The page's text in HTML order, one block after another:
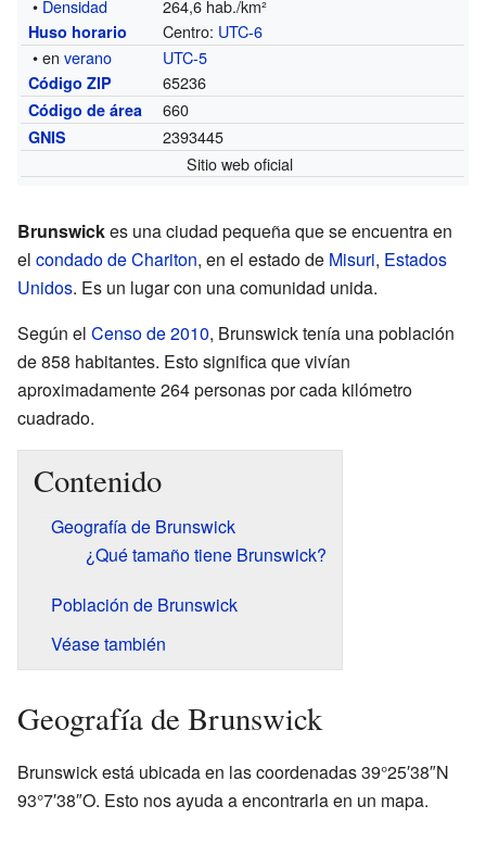
• Densidad 264,6 hab./km²
Huso horario Centro: UTC-6
• enverano UTC-5
Código ZIP 65236
Código de área 660
GNIS
2393445
Sitio web oficial
Brunswickes una ciudad pequeña que se encuentra en
el condado de Chariton, en el estado de Misuri, Estados
Unidos. Es un lugar con una comunidad unida.
Según el Censo de 2010, Brunswick tenía una población
de 858 habitantes. Esto significa que vivían
aproximadamente 264 personas por cada kilómetro
cuadrado.
Contenido
Geografía de Brunswick
¿Qué tamaño tiene Brunswick?
Población de Brunswick
Véase también
Geografía de Brunswick
Brunswick está ubicada en las coordenadas39°25′38″N
93°7′38″O. Esto nos ayuda a encontrarla en un mapa.